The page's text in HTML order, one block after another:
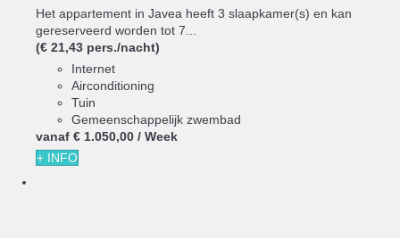
Het appartement in Javea heeft 3 slaapkamer(s) en kan
gereserveerd worden tot 7...
(€ 21,43 pers./nacht)
Internet
Airconditioning
Tuin
Gemeenschappelijk zwembad
vanaf € 1.050,00 / Week
+ INFO